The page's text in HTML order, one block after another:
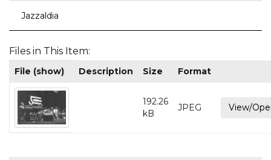
Jazzaldia
Files in This Item:
File (show) Description Size Format
192.26
kB
JPEG View/